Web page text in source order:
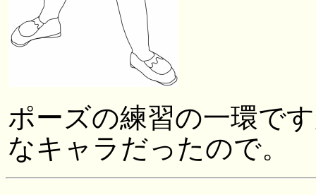
ポーズの練習の一環で
なキャラだったので。